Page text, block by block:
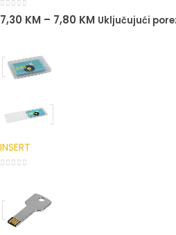
0out of 5
7,30 KM – 7,80 KM Uključujući
INSERT